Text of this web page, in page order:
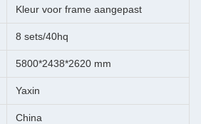
Kleur voor frame aangepast
8 sets/40hq
5800*2438*2620 mm
Yaxin
China